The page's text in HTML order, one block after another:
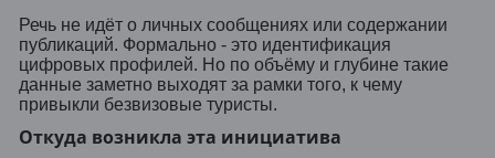
Речь не идёт о личных сообщениях или содержании
публикаций. Формально - это идентификация
цифровых профилей. Но по объёму и глубине такие
данные заметно выходят за рамки того, к чему
привыкли безвизовые туристы.
Откуда возникла эта инициатива